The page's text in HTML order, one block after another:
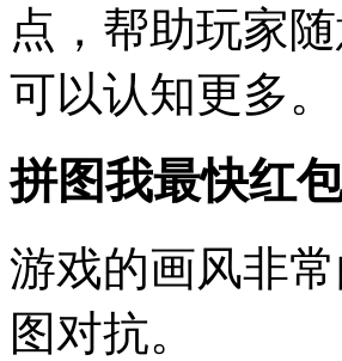
点，帮助玩家
可以认知更多。
拼图我最快红
游戏的画风非
图对抗。